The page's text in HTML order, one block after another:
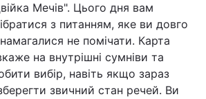
Мечів". Цього дня вам
з питанням, яке ви довго
не помічати. Карта
на внутрішні сумніви та
вибір, навіть якщо зараз
звичний стан речей. Ви